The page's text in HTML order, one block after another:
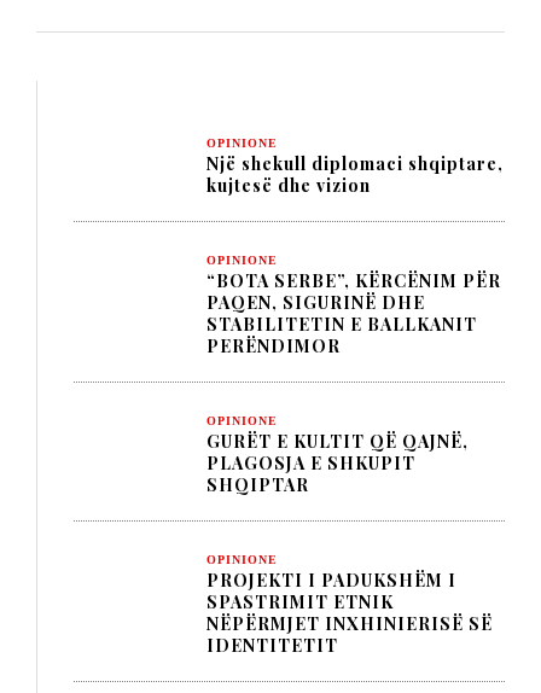
OPINIONE
Një shekull diplomaci shqiptare,
kujtesë dhe vizion
OPINIONE
“BOTA SERBE”, KËRCËNIM PËR
PAQEN, SIGURINË DHE
STABILITETIN E BALLKANIT
PERËNDIMOR
OPINIONE
GURËT E KULTIT QË QAJNË,
PLAGOSJA E SHKUPIT
SHQIPTAR
OPINIONE
PROJEKTI I PADUKSHËM I
SPASTRIMIT ETNIK
NËPËRMJET INXHINIERISË SË
IDENTITETIT